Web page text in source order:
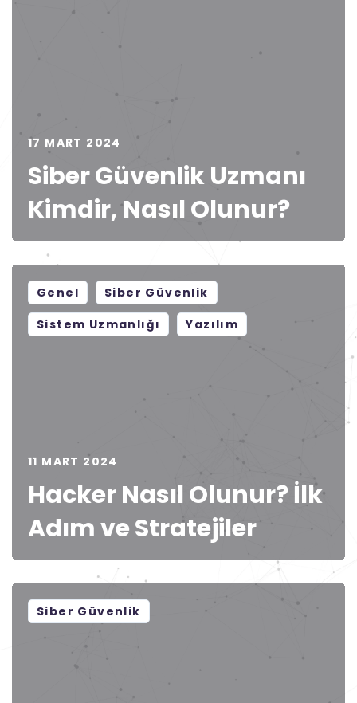
17 MART 2024
Siber Güvenlik Uzmanı
Kimdir, Nasıl Olunur?
Genel
Siber Güvenlik
Sistem Uzmanlığı
Yazılım
11 MART 2024
Hacker Nasıl Olunur? İlk
Adım ve Stratejiler
Siber Güvenlik